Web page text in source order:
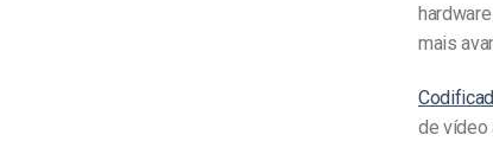
mais
de vídeo